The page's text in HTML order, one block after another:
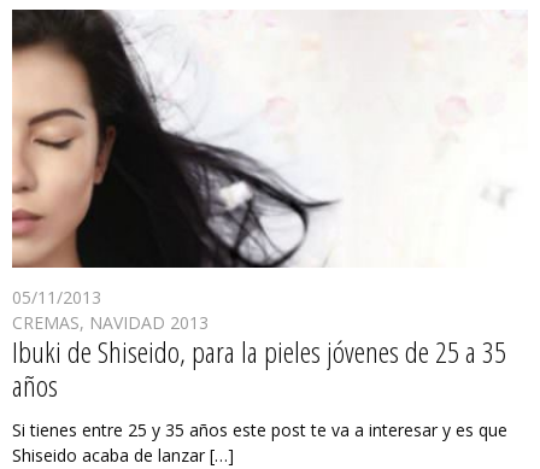
05/11/2013
CREMAS, NAVIDAD 2013
Ibuki de Shiseido, para la pieles jóvenes de 25 a 35
años
Si tienes entre 25 y 35 años este post te va a interesar y es que
Shiseido acaba de lanzar […]